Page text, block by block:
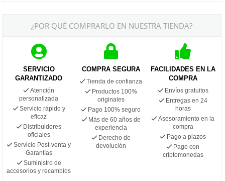
¿POR QUÉ COMPRARLO EN NUESTRA TIENDA?
SERVICIO
GARANTIZADO
Atención
personalizada
Servicio rápido y
eficaz
Distribuidores
oficiales
Servicio Post-venta y
Garantías
Suministro de
accesorios y recambios
COMPRA SEGURA
Tienda de confianza
Productos 100%
originales
Pago 100% seguro
Más de 60 años de
experiencia
Derecho de
devolución
FACILIDADES EN LA
COMPRA
Envíos gratuitos
Entregas en 24
horas
Asesoramiento en la
compra
Pago a plazos
Pago con
criptomonedas